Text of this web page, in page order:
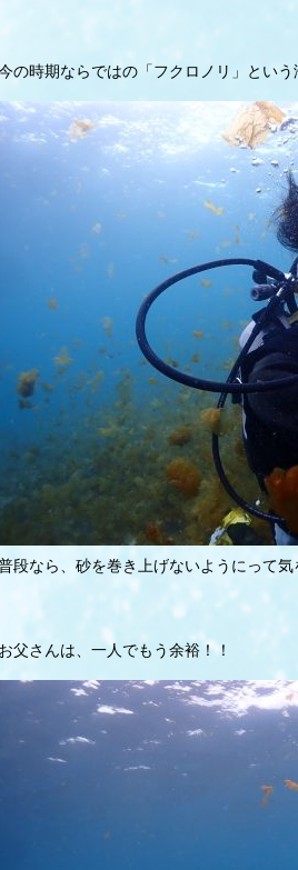
の時期ならではの「フクロノリ」とい
段なら、砂を巻き上げないようにって
お父さんは、一人でもう余裕！！